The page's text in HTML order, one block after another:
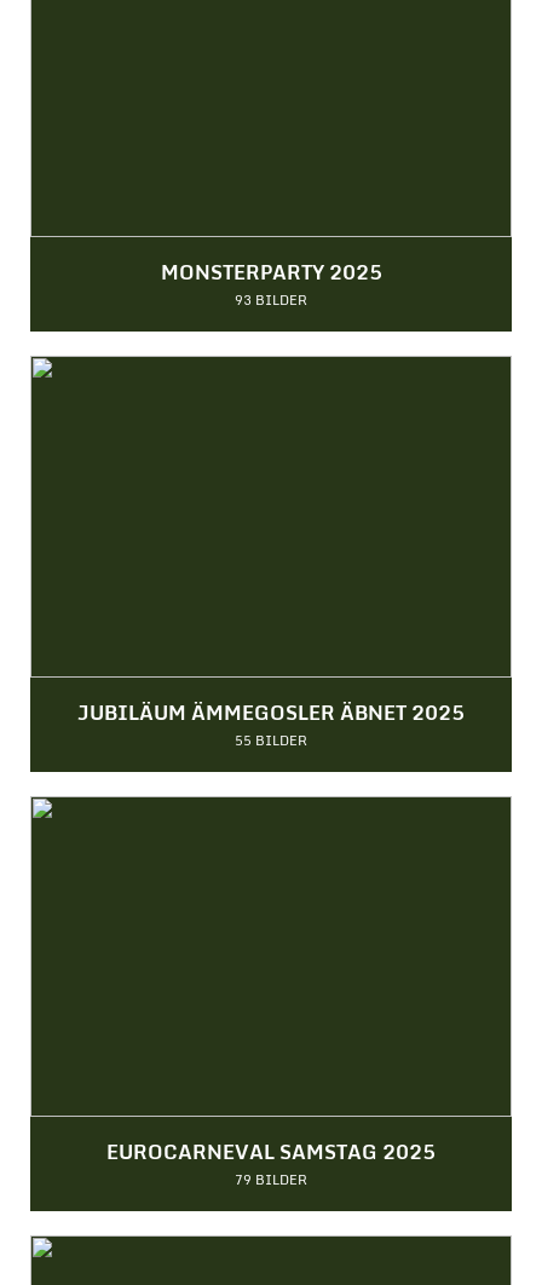
MONSTERPARTY 2025
93 BILDER
JUBILÄUM ÄMMEGOSLER ÄBNET 2025
55 BILDER
EUROCARNEVAL SAMSTAG 2025
79 BILDER